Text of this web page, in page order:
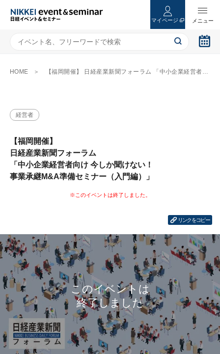
マイページ
HOME 【福岡開催】 日経産業新聞フォーラム 「中小企業経営者向け 今しか聞けない！ 事業承継M&A準備セミナー（入門編）」
経営者
【福岡開催】
日経産業新聞フォーラム
「中小企業経営者向け 今しか聞けない！
事業承継M&A準備セミナー（入門編）」
リンクをコピー